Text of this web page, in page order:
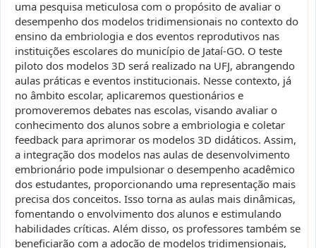
uma pesquisa meticulosa com o propósito de avaliar o
desempenho dos modelos tridimensionais no contexto do
ensino da embriologia e dos eventos reprodutivos nas
instituições escolares do município de Jataí-GO. O teste
piloto dos modelos 3D será realizado na UFJ, abrangendo
aulas práticas e eventos institucionais. Nesse contexto, já
no âmbito escolar, aplicaremos questionários e
promoveremos debates nas escolas, visando avaliar o
conhecimento dos alunos sobre a embriologia e coletar
feedback para aprimorar os modelos 3D didáticos. Assim,
a integração dos modelos nas aulas de desenvolvimento
embrionário pode impulsionar o desempenho acadêmico
dos estudantes, proporcionando uma representação mais
precisa dos conceitos. Isso torna as aulas mais dinâmicas,
fomentando o envolvimento dos alunos e estimulando
habilidades críticas. Além disso, os professores também se
beneficiarão com a adoção de modelos tridimensionais,